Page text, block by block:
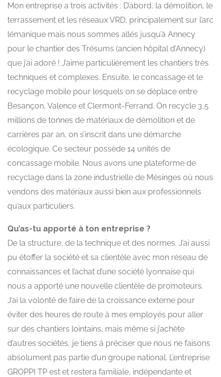
Mon entreprise a trois activités : D’abord, la démolition, le
terrassement et les réseaux VRD, principalement sur l’arc
lémanique mais nous sommes allés jusqu’à Annecy
pour le chantier des Trésums (ancien hôpital d’Annecy)
que j’ai adoré ! J’aime particulièrement les chantiers très
techniques et complexes. Ensuite, le concassage et le
recyclage mobile pour lesquels on se déplace entre
Besançon, Valence et Clermont-Ferrand. On recycle 3,5
millions de tonnes de matériaux de démolition et de
carrières par an, on s’inscrit dans une démarche
écologique. Ce secteur possède 14 unités de
concassage mobile. Nous avons une plateforme de
recyclage dans la zone industrielle de Mésinges où nous
vendons des matériaux aussi bien aux professionnels
qu’aux particuliers.
Qu’as-tu apporté à ton entreprise ?
De la structure, de la technique et des normes. J’ai aussi
pu étoffer la société et sa clientèle avec mon réseau de
connaissances et l’achat d’une société lyonnaise qui
nous a apporté une nouvelle clientèle de promoteurs.
J’ai la volonté de faire de la croissance externe pour
éviter des heures de route à mes employés pour aller
sur des chantiers lointains, mais même si j’achète
d’autres sociétés, je tiens à préciser que nous ne faisons
absolument pas partie d’un groupe national. L’entreprise
GROPPI TP est et restera familiale, indépendante et